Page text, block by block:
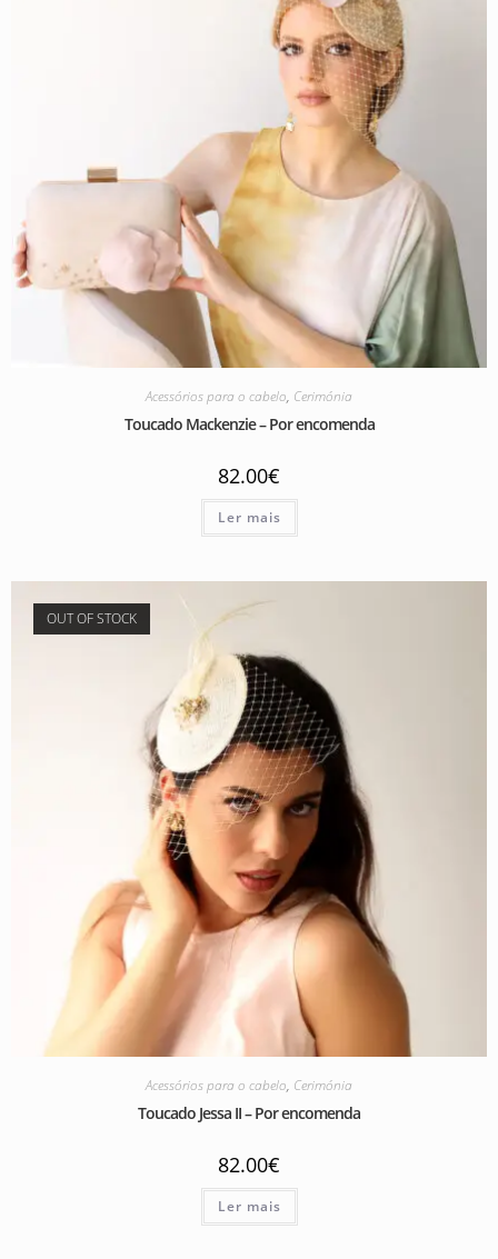
Acessórios para o cabelo, Cerimónia
Toucado Mackenzie – Por encomenda
82.00€
Ler mais
OUT OF STOCK
Acessórios para o cabelo, Cerimónia
Toucado Jessa II – Por encomenda
82.00€
Ler mais